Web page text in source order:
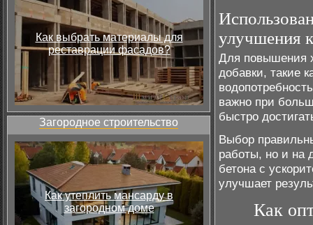
Как выбрать материалы для
реставрации фасадов?
Загородное строительство
Как утеплить мансарду в
загородном доме
улучшения
Для повышения
добавки, такие
важно при
быстро
Выбор
работы, но и на
бетона с
улучшает
Как